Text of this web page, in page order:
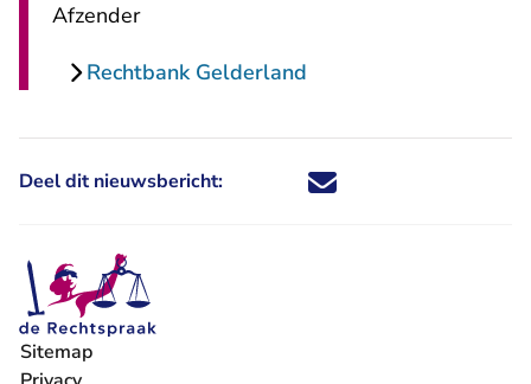
Afzender
Rechtbank Gelderland
Deel dit nieuwsbericht: Deel dit nieuwsbericht via X -
Deel dit nieuwsbericht via
Deel dit nieuwsbericht
Deel dit
Sitemap